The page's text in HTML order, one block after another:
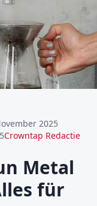
2025
Crowntap Redactie
Metal
für